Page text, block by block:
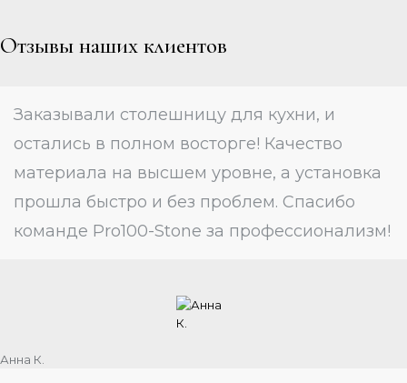
Отзывы наших клиентов
Заказывали столешницу для кухни, и
остались в полном восторге! Качество
материала на высшем уровне, а установка
прошла быстро и без проблем. Спасибо
команде Pro100-Stone за профессионализм!
Анна К.